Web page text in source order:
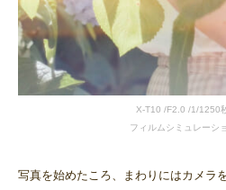
X-T10 /F2.0 /1/1250
フィルムシミュレーシ
写真を始めたころ、まわりにはカメラ